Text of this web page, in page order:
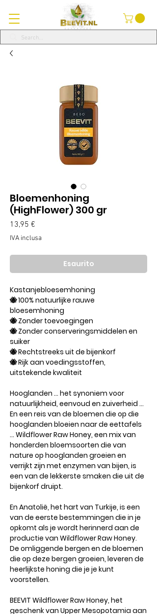
Bloemenhoning
(HighFlower) 300 gr
13,95 €
IVA inclusa
Esaurito
Kastanjebloesemhoning
🐝 100% natuurlijke rauwe
bloesemhoning
🐝 Zonder toevoegingen
🐝 Zonder conserveringsmiddelen en
suiker
🐝 Rechtstreeks uit de bijenkorf
🐝 Rijk aan voedingsstoffen,
uitstekende kwaliteit
Hooglanden … het synoniem voor
natuurlijkheid, eenvoud en zuiverheid …
En een reis van de bloemen die op die
hooglanden bloeien naar de eettafels
… Wildflower Raw Honey, een mix van
honderden bloemsoorten die van
nature op hooglanden groeien en
verrijkt zijn met enzymen van bijen, is
een van de lekkerste smaken die uit de
bijenkorf druipt.
En Anatolië, het hart van Turkije, is een
van de eerste bestemmingen die in je
opkomt als je wordt herinnerd aan de
productie van Wildflower Raw Honey.
De omliggende bergen en de bloemen
die op deze bergen groeien, leveren de
heerlijkste honing die je je kunt
voorstellen.
BEEVIT Wildflower Raw Honey, het
geschenk van Upper Mesopotamia aan